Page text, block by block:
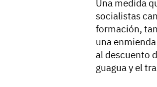
Una medida
socialistas
formación,
una
al descuento
guagua y el